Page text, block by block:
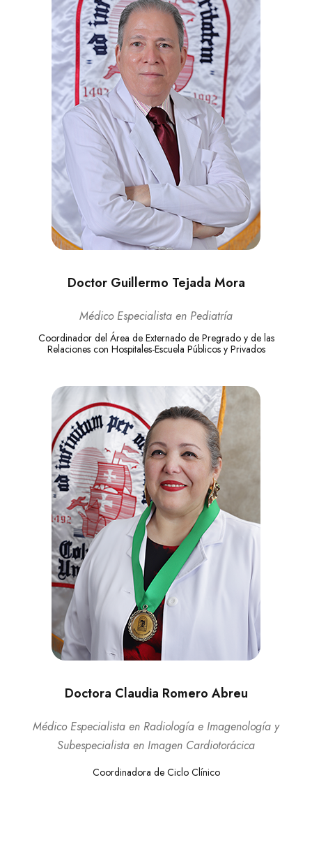
Doctor Guillermo Tejada Mora
Médico Especialista en Pediatría
Coordinador del Área de Externado de Pregrado y de las
Relaciones con Hospitales-Escuela Públicos y Privados
Doctora Claudia Romero Abreu
Médico Especialista en Radiología e Imagenología y
Subespecialista en Imagen Cardiotorácica
Coordinadora de Ciclo Clínico